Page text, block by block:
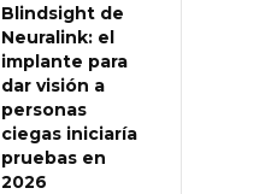
Blindsight de
Neuralink: el
implante para
dar visión a
personas
ciegas iniciaría
pruebas en
2026